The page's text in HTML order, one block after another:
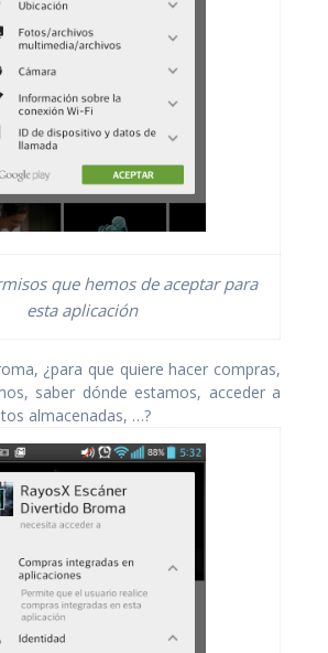
que hemos de aceptar para
esta aplicación
¿para que quiere hacer compras,
saber dónde estamos, acceder a
almacenadas, …?